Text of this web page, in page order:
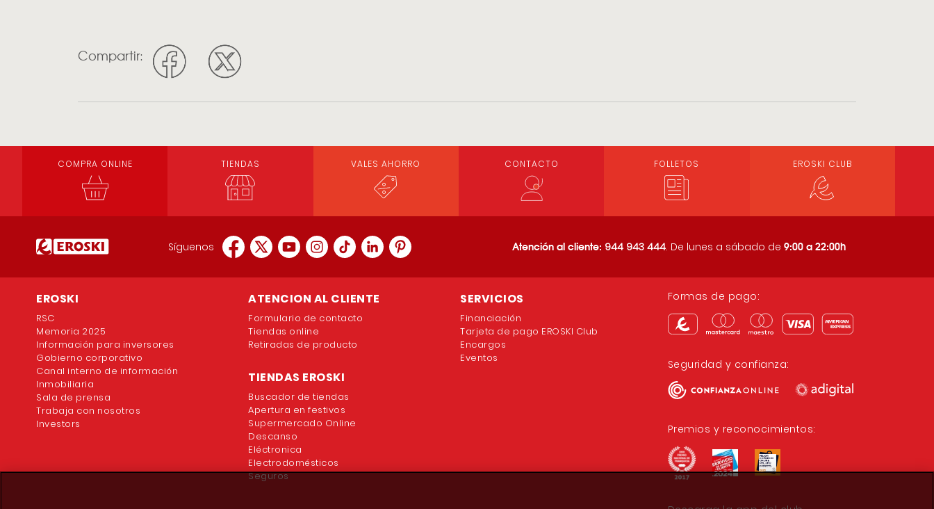
Compartir:
COMPRA ONLINE TIENDAS VALES AHORRO CONTACTO FOLLETOS EROSKI CLUB
Síguenos Atención al cliente: 944 943 444. De lunes a sábado de 9:00 a 22:00h
EROSKI
RSC
Memoria 2025
Información para inversores
Gobierno corporativo
Canal interno de información
Inmobiliaria
Sala de prensa
Trabaja con nosotros
Investors
ATENCION AL CLIENTE
Formulario de contacto
Tiendas online
Retiradas de producto
TIENDAS EROSKI
Buscador de tiendas
Apertura en festivos
Supermercado Online
Descanso
Eléctronica
Electrodomésticos
Seguros
SERVICIOS
Financiación
Tarjeta de pago EROSKI Club
Encargos
Eventos
Formas de pago:
Seguridad y confianza:
Premios y reconocimientos: